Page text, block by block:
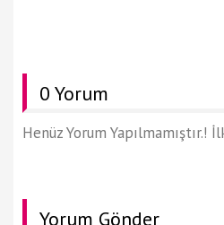
0 Yorum
Henüz Yorum Yapılmamıştır.!
Yorum Gönder